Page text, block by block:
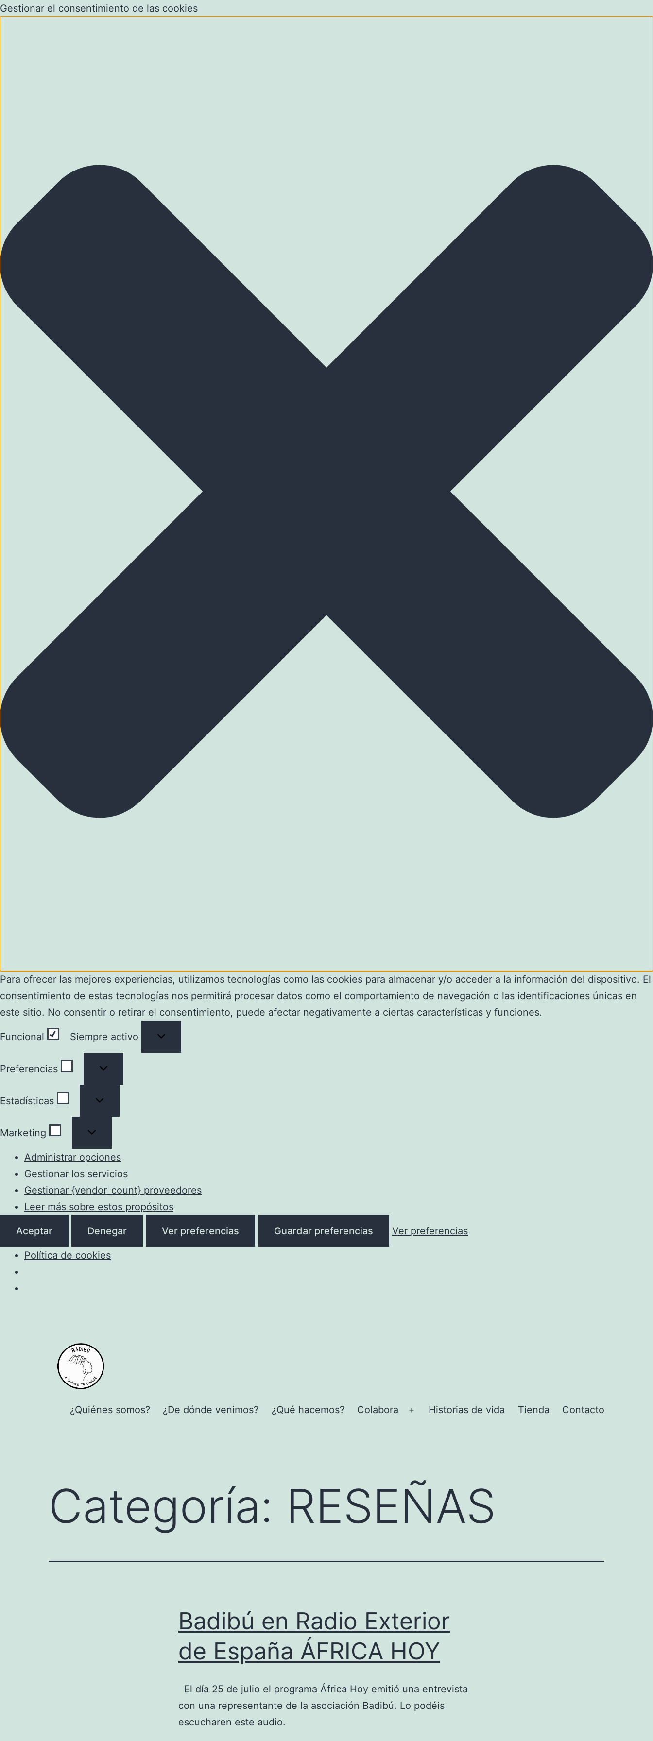
Gestionar el consentimiento de las cookies
Para ofrecer las mejores experiencias, utilizamos tecnologías como las cookies para almacenar y/o acceder a la información del dispositivo. El
consentimiento de estas tecnologías nos permitirá procesar datos como el comportamiento de navegación o las identificaciones únicas en
este sitio. No consentir o retirar el consentimiento, puede afectar negativamente a ciertas características y funciones.
Funcional Siempre activo
Preferencias
Estadísticas
Marketing
Administrar opciones
Gestionar los servicios
Gestionar {vendor_count} proveedores
Leer más sobre estos propósitos
Aceptar Denegar Ver preferencias Guardar preferencias Ver preferencias
Política de cookies
¿Quiénes somos? ¿De dónde venimos? ¿Qué hacemos? Colabora
Abrir
Historias de vida Tienda Contacto
Categoría: RESEÑAS
Badibú en Radio Exterior
de España ÁFRICA HOY
El día 25 de julio el programa África Hoy emitió una entrevista
con una representante de la asociación Badibú. Lo podéis
escucharen este audio.